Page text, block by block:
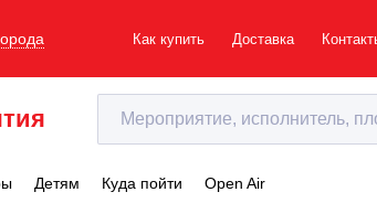
Как купить Доставка
Детям Куда пойти Open Air